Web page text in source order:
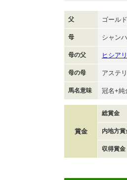
父 ゴール
母 シャン
母の父 ヒシア
母の母 アステ
馬名意味 冠名+純
賞金
総賞金
内地方賞
収得賞金